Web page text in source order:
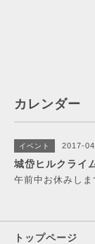
カレンダー
イベント 2017-
城岱ヒルクライ
午前中お休みしま
トップページ